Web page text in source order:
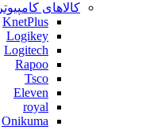
کالاهای کامپیوتر
KnetPlus
Logikey
Logitech
Rapoo
Tsco
Eleven
royal
Onikuma